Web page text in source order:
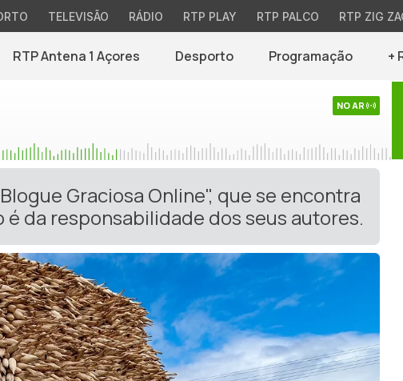
TELEVISÃO RÁDIO RTP PLAY RTP PALCO RTP ZIG
RTP Antena 1 Açores Desporto Programação +
NO AR
Graciosa Online", que se encontra
da responsabilidade dos seus autores.